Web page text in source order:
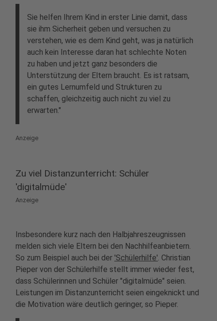
Sie helfen Ihrem Kind in erster Linie damit, dass
sie ihm Sicherheit geben und versuchen zu
verstehen, wie es dem Kind geht, was ja natürlich
auch kein Interesse daran hat schlechte Noten
zu haben und jetzt ganz besonders die
Unterstützung der Eltern braucht. Es ist ratsam,
ein gutes Lernumfeld und Strukturen zu
schaffen, gleichzeitig auch nicht zu viel zu
erwarten."
Anzeige
Zu viel Distanzunterricht: Schüler
'digitalmüde'
Anzeige
Insbesondere kurz nach den Halbjahreszeugnissen
melden sich viele Eltern bei den Nachhilfeanbietern.
So zum Beispiel auch bei der 'Schülerhilfe'. Christian
Pieper von der Schülerhilfe stellt immer wieder fest,
dass Schülerinnen und Schüler "digitalmüde" seien.
Leistungen im Distanzunterricht seien eingeknickt und
die Motivation wäre deutlich geringer, so Pieper.